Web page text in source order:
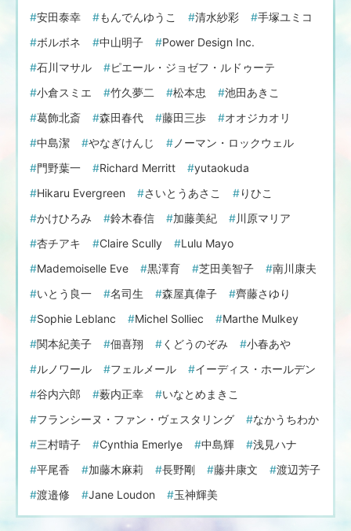
安田泰幸
もんでんゆうこ 清水紗彩
手塚ユミコ
ボルボネ
中山明子
Power Design Inc.
石川マサル
ピエール・ジョゼフ・ルドゥーテ
小倉スミエ
竹久夢二 松本忠
池田あきこ
葛飾北斎
森田春代 藤田三歩
オオジカオリ
中島潔
やなぎけんじ
ノーマン・ロックウェル
門野葉一
Richard Merritt
yutaokuda
Hikaru Evergreen
さいとうあさこ
りひこ
かけひろみ
鈴木春信 加藤美紀
川原マリア
杏チアキ
Claire Scully
Lulu Mayo
Mademoiselle Eve
黒澤育 芝田美智子
南川康夫
いとう良一
名司生 森屋真偉子
齊藤さゆり
Sophie Leblanc
Michel Solliec
Marthe Mulkey
関本紀美子
佃喜翔 くどうのぞみ
小春あや
ルノワール
フェルメール
イーディス・ホールデン
谷内六郎
薮内正幸
いなとめまきこ
フランシーヌ・ファン・ヴェスタリング
なかうちわか
三村晴子
Cynthia Emerlye 中島輝
浅見ハナ
平尾香
加藤木麻莉 長野剛 藤井康文
渡辺芳子
渡邉修
Jane Loudon 玉神輝美